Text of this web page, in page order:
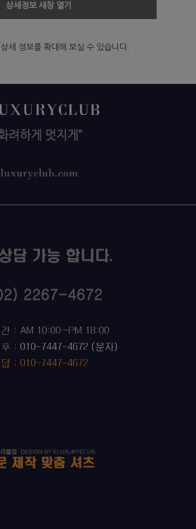
상세정보 새창 열기
상세 정보를 확대해 보실 수 있습니다.